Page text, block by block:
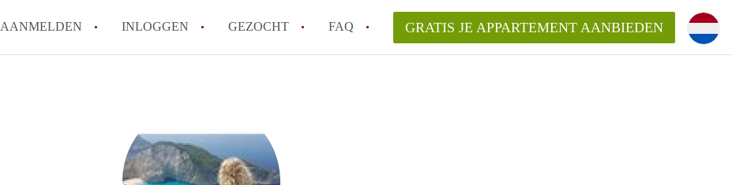
AANMELDEN INLOGGEN GEZOCHT FAQ
How to translate AppartementGroningen?
Wat is AppartementenGroningen?
GRATIS JE APPARTEMENT AANBIEDEN